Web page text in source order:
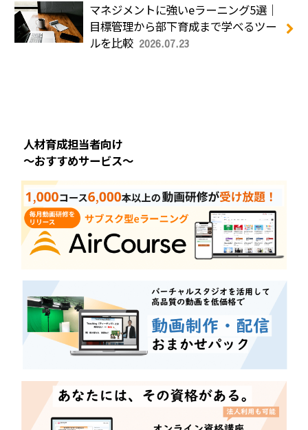
マネジメントに強いeラーニング5選｜
目標管理から部下育成まで学べるツー
ルを比較 2026.07.23
人材育成担当者向け
～おすすめサービス～